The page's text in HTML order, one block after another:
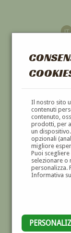
Il nostro sito
contenuti
contenuto,
prodotti, per
un
opzionali
migliore
Puoi
selezionare o
personalizza.
Informativa